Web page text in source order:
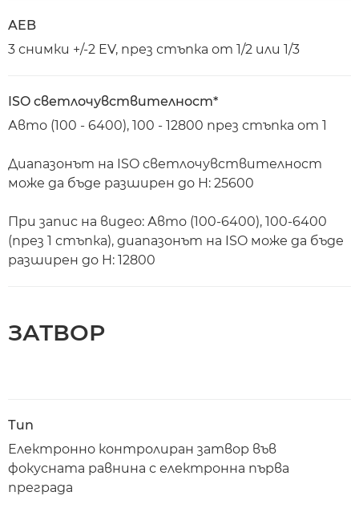
AEB
3 снимки +/-2 EV, през стъпка от 1/2 или 1/3
ISO светлочувствителност*
Авто (100 - 6400), 100 - 12800 през стъпка от 1
Диапазонът на ISO светлочувствителност
може да бъде разширен до H: 25600
При запис на видео: Авто (100-6400), 100-6400
(през 1 стъпка), диапазонът на ISO може да бъде
разширен до H: 12800
ЗАТВОР
Тип
Електронно контролиран затвор във
фокусната равнина с електронна първа
преграда